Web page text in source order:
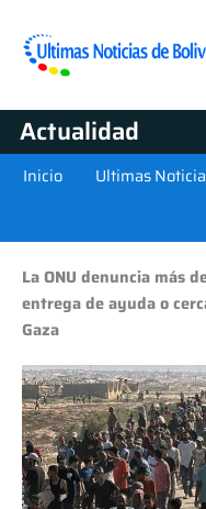
Actualidad
Inicio Ultimas
La ONU denuncia más
entrega de ayuda o
Gaza